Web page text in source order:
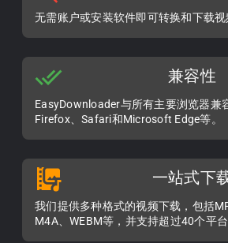
无需账户或安装软件即可转换和下载视
兼容性
EasyDownloader与所有主要浏览器兼
Firefox、Safari和Microsoft Edge等。
一站式下
我们提供多种格式的视频下载，包括
M4A、WEBM等，并支持超过40个平台